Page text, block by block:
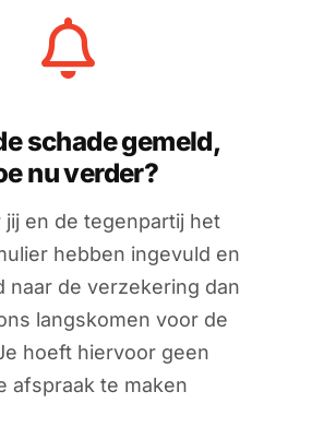
schade gemeld,
nu verder?
jij en de tegenpartij het
hebben ingevuld en
naar de verzekering dan
langskomen voor de
hoeft hiervoor geen
afspraak te maken